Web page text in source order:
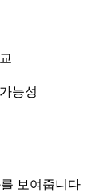
능성
보여줍니다